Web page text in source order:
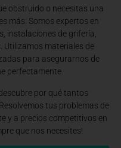
obstruido o necesitas una
más. Somos expertos en
instalaciones de grifería,
Utilizamos materiales de
para asegurarnos de
perfectamente.
por qué tantos
tus problemas de
y a precios competitivos en
que nos necesites!